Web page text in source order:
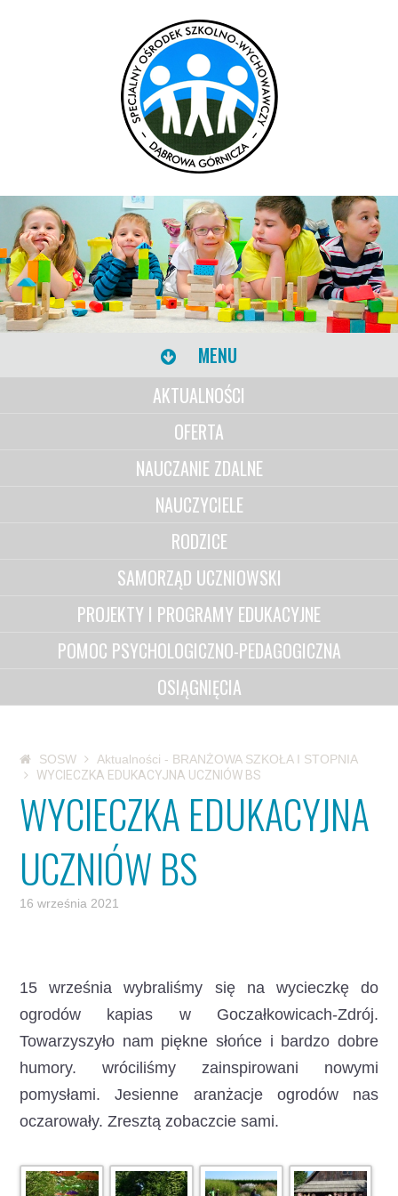
MENU
AKTUALNOŚCI
OFERTA
NAUCZANIE ZDALNE
NAUCZYCIELE
RODZICE
SAMORZĄD UCZNIOWSKI
PROJEKTY I PROGRAMY EDUKACYJNE
POMOC PSYCHOLOGICZNO-PEDAGOGICZNA
OSIĄGNIĘCIA
SOSW
Aktualności - BRANŻOWA SZKOŁA I STOPNIA
WYCIECZKA EDUKACYJNA UCZNIÓW BS
WYCIECZKA EDUKACYJNA
UCZNIÓW BS
16 września 2021
15 września wybraliśmy się na wycieczkę do
ogrodów kapias w Goczałkowicach-Zdrój.
Towarzyszyło nam piękne słońce i bardzo dobre
humory. wróciliśmy zainspirowani nowymi
pomysłami. Jesienne aranżacje ogrodów nas
oczarowały. Zresztą zobaczcie sami.